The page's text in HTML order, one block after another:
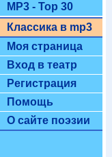
MP3 - Top 30
Классика в mp3
Моя страница
Вход в театр
Регистрация
Помощь
О сайте поэзии